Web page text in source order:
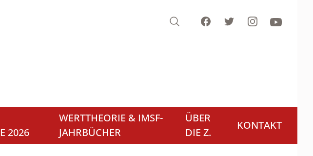
Search FacebookTwitterInstagramYoutube
2026
WERTTHEORIE & IMSF-
JAHRBÜCHER
ÜBER
DIE Z.
KONTAKT